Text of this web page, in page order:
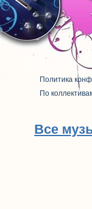
Политика
По
Все